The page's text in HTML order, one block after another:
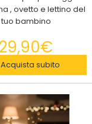
, ovetto e lettino del
tuo bambino
29,90€
Acquista subito